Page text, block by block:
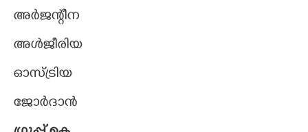
അർജന്റീന
അൾജീരിയ
ഓസ്ട്രിയ
ജോർദാൻ